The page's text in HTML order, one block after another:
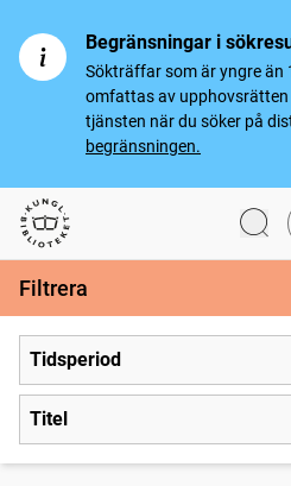
Begränsningar i
Sökträffar som är yngre än
omfattas av upphovsrätten
tjänsten när du söker på
begränsningen.
Svenska tidningar
Filtrera
Tidsperiod
Titel